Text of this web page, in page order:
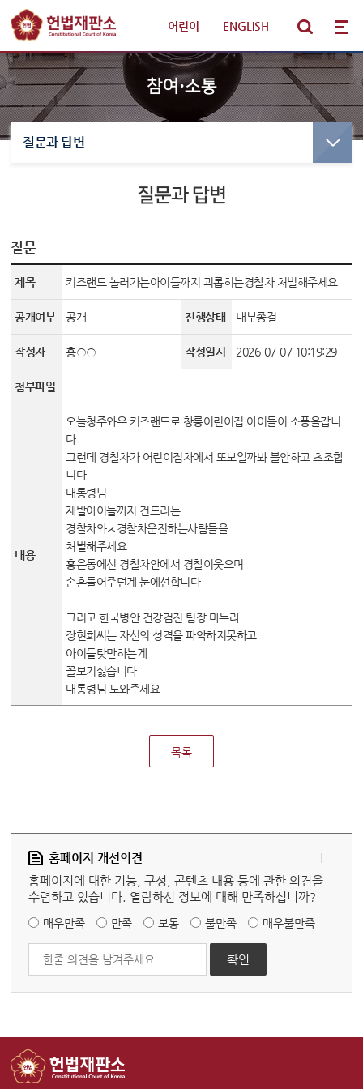
어린이 ENGLISH
선고·변론사건
만화로 보는 결정
변론사건
변론일정
변론목록
변론동영상
방청신청
예약하기
헌법재판 안내
참여·소통
헌법재판소 소개
참여·소통
질문과 답변
질문과 답변
질문
제목 키즈랜드 놀러가는아이들까지 괴롭히는경찰차 처벌해주세요
공개여부 공개 진행상태 내부종결
작성자 홍○○ 작성일시 2026-07-07 10:19:29
첨부파일
내용
오늘청주와우 키즈랜드로 창릉어린이집 아이들이 소풍을갑니
다
그런데 경찰차가 어린이집차에서 또보일까봐 불안하고 초조합
니다
대통령님
제발아이들까지 건드리는
경찰차와ㅈ경찰차운전하는사람들을
처벌해주세요
홍은동에선 경찰차안에서 경찰이웃으며
손흔들어주던게 눈에선합니다
그리고 한국병안 건강검진 팀장 마누라
장현희씨는 자신의 성격을 파악하지못하고
아이들탓만하는게
꼴보기싫습니다
대통령님 도와주세요
목록
홈페이지 개선의견
홈페이지에 대한 기능, 구성, 콘텐츠 내용 등에 관한 의견을
수렴하고 있습니다. 열람하신 정보에 대해 만족하십니까?
매우만족 만족 보통 불만족 매우불만족